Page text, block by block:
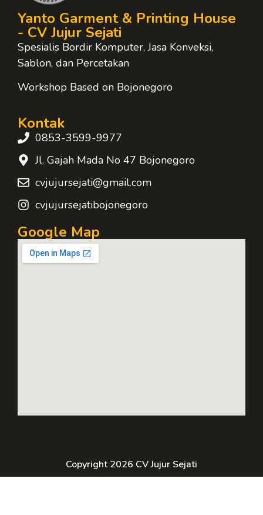
Yanto Garment & Printing House
- CV Jujur Sejati
Spesialis Bordir Komputer, Jasa Konveksi,
Sablon, dan Percetakan
Workshop Based on Bojonegoro
Kontak
0853-3599-9977
Jl. Gajah Mada No 47 Bojonegoro
cvjujursejati@gmail.com
cvjujursejatibojonegoro
Google Map
Copyright 2026 CV Jujur Sejati